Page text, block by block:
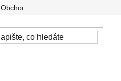
Obchodní podmínky